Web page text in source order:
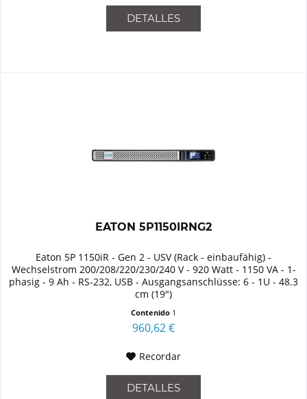
DETALLES
EATON 5P1150IRNG2
Eaton 5P 1150iR - Gen 2 - USV (Rack - einbaufähig) -
Wechselstrom 200/208/220/230/240 V - 920 Watt - 1150 VA - 1-
phasig - 9 Ah - RS-232, USB - Ausgangsanschlüsse: 6 - 1U - 48.3
cm (19")
Contenido 1
960,62 €
Recordar
DETALLES